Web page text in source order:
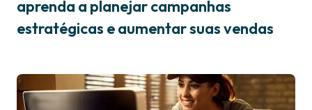
aprenda a planejar campanhas
estratégicas e aumentar suas vendas